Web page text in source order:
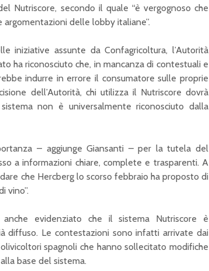
Nutriscore, secondo il quale “è vergognoso che
argomentazioni delle lobby italiane”.
iniziative assunte da Confagricoltura, l’Autorità
ha riconosciuto che, in mancanza di contestuali e
indurre in errore il consumatore sulle proprie
dell’Autorità, chi utilizza il Nutriscore dovrà
non è universalmente riconosciuto dalla
– aggiunge Giansanti – per la tutela del
a informazioni chiare, complete e trasparenti. A
che Hercberg lo scorso febbraio ha proposto di
vino”.
evidenziato che il sistema Nutriscore è
diffuso. Le contestazioni sono infatti arrivate dai
spagnoli che hanno sollecitato modifiche
base del sistema.
prezzo
nella
di Pasqua?